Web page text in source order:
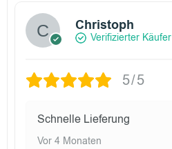
Christoph
Verifizierter Käufer
5/5
Schnelle Lieferung
Vor 4 Monaten